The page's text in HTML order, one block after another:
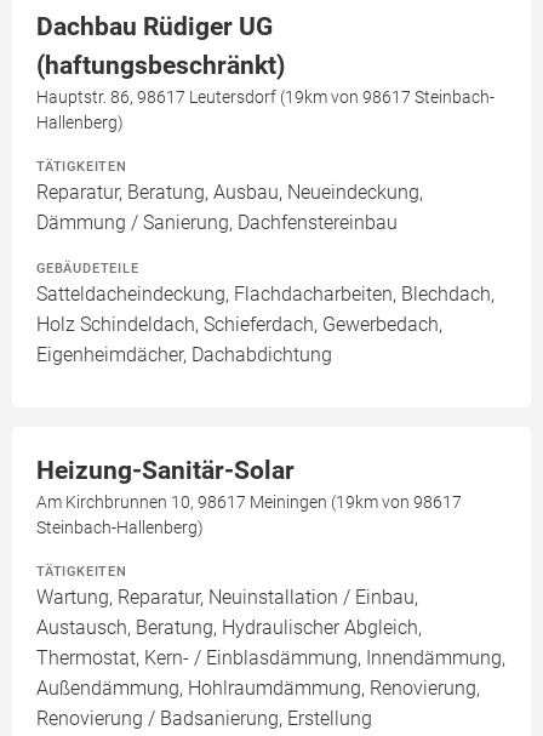
Dachbau Rüdiger UG
(haftungsbeschränkt)
Hauptstr. 86, 98617 Leutersdorf (19km von 98617 Steinbach-
Hallenberg)
TÄTIGKEITEN
Reparatur, Beratung, Ausbau, Neueindeckung,
Dämmung / Sanierung, Dachfenstereinbau
GEBÄUDETEILE
Satteldacheindeckung, Flachdacharbeiten, Blechdach,
Holz Schindeldach, Schieferdach, Gewerbedach,
Eigenheimdächer, Dachabdichtung
Heizung-Sanitär-Solar
Am Kirchbrunnen 10, 98617 Meiningen (19km von 98617
Steinbach-Hallenberg)
TÄTIGKEITEN
Wartung, Reparatur, Neuinstallation / Einbau,
Austausch, Beratung, Hydraulischer Abgleich,
Thermostat, Kern- / Einblasdämmung, Innendämmung,
Außendämmung, Hohlraumdämmung, Renovierung,
Renovierung / Badsanierung, Erstellung